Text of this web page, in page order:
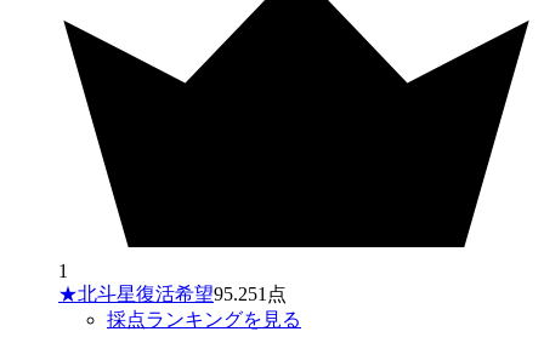
1
★北斗星復活希望95.251点
採点ランキングを見る